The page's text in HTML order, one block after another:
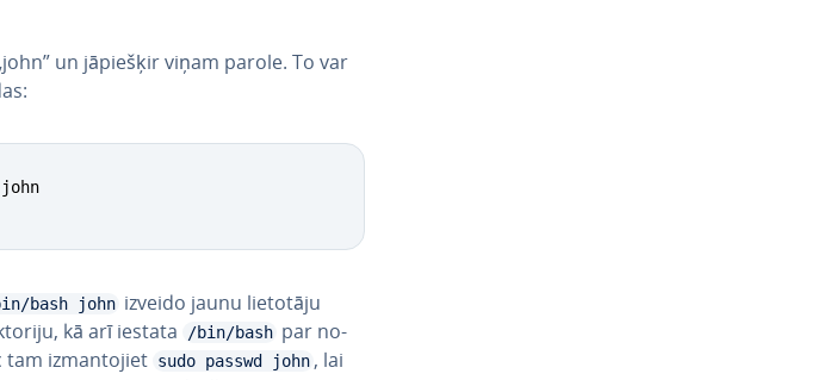
un jāpiešķir viņam parole. To var
bash john izveido jaunu lietotāju
kā arī iestata
/bin/bash par no­
tam iz­man­to­jiet sudo passwd john , lai